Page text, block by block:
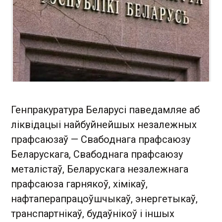
Генпракуратура Беларусі паведамляе аб
ліквідацыі найбуйнейшых незалежных
прафсаюзаў — Свабоднага прафсаюзу
Беларускага, Свабоднага прафсаюзу
металістаў, Беларускага незалежнага
прафсаюза гарнякоў, хімікаў,
нафтаперапрацоўшчыкаў, энергетыкаў,
транспартнікаў, будаўнікоў і іншых